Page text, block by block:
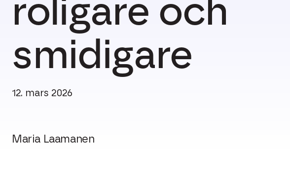
roligare och
smidigare
12. mars 2026
Maria Laamanen